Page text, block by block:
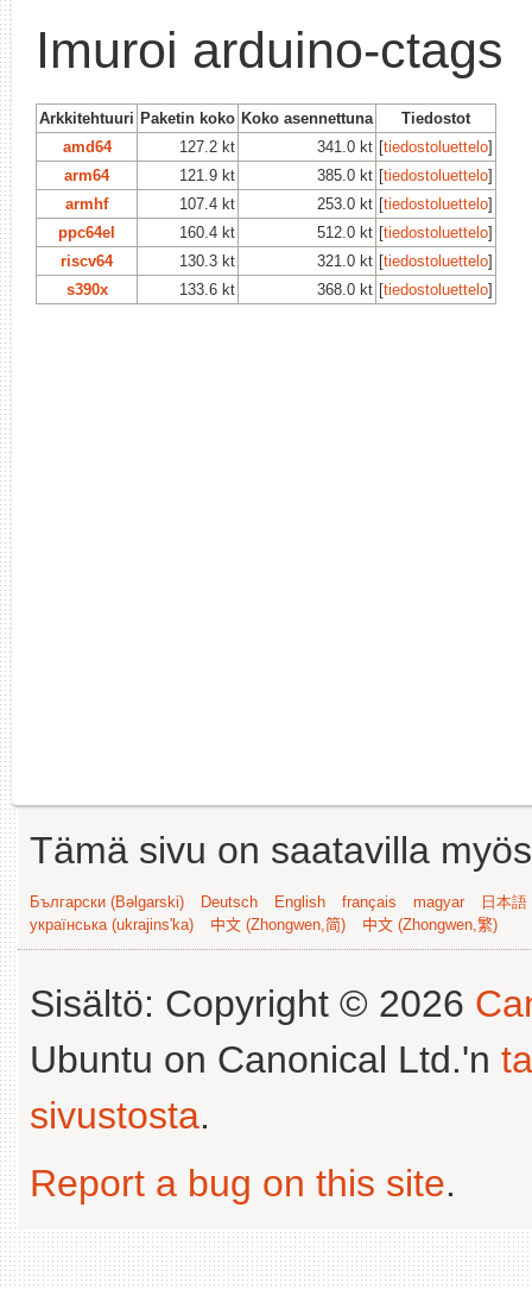
Imuroi arduino-ctags
Arkkitehtuuri Paketin koko Koko asennettuna
Tiedostot
amd64
127.2 kt 341.0 kt [tiedostoluettelo]
arm64
121.9 kt 385.0 kt [tiedostoluettelo]
armhf
107.4 kt 253.0 kt [tiedostoluettelo]
ppc64el
160.4 kt 512.0 kt [tiedostoluettelo]
riscv64
130.3 kt 321.0 kt [tiedostoluettelo]
s390x
133.6 kt 368.0 kt [tiedostoluettelo]
Tämä sivu on saatavilla
Български (Bəlgarski) Deutsch English français magyar
日本
українська (ukrajins'ka)
中文 (Zhongwen,简) 中文 (Zhongwen,繁)
Sisältö: Copyright © 2026
Ubuntu on Canonical Ltd.'n
sivustosta.
Report a bug on this site.